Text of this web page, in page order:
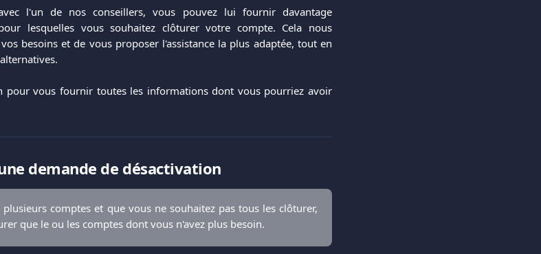
l'un de nos conseillers, vous pouvez lui fournir davantage
lesquelles vous souhaitez clôturer votre compte. Cela nous
besoins et de vous proposer l'assistance la plus adaptée, tout en
pour vous fournir toutes les informations dont vous pourriez avoir
demande de désactivation
plusieurs comptes et que vous ne souhaitez pas tous les clôturer,
que le ou les comptes dont vous n'avez plus besoin.